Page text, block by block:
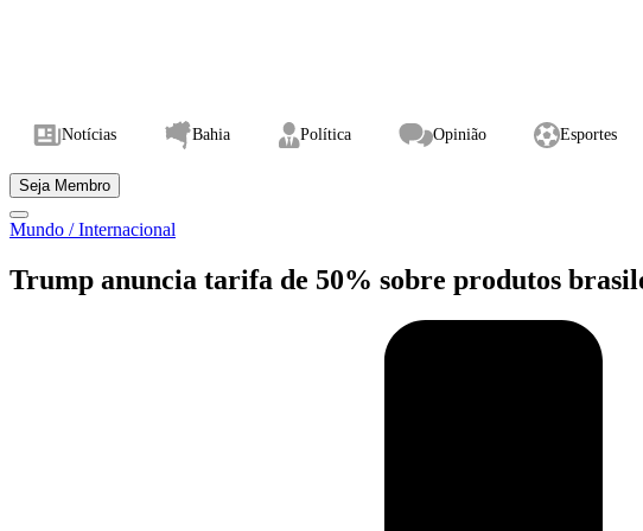
Notícias Bahia Política Opinião Esportes
Seja Membro
Mundo / Internacional
Trump anuncia tarifa de 50% sobre produtos